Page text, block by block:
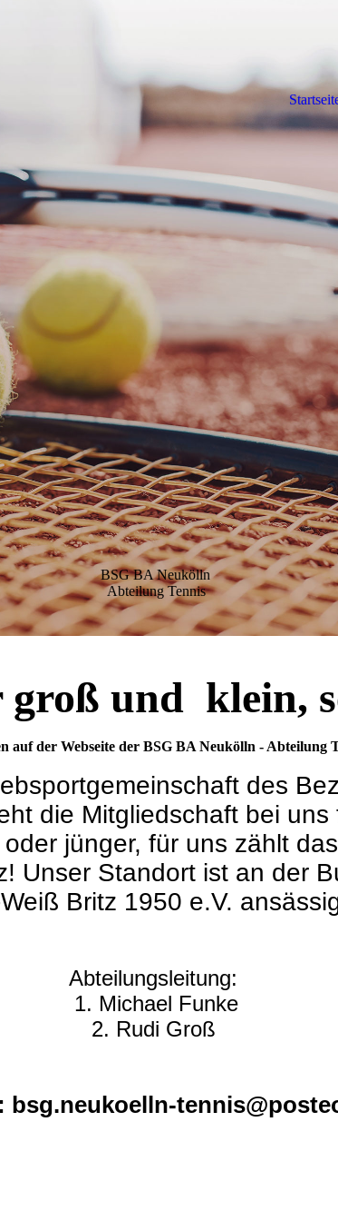
BSG BA Neukölln
Abteilung Tennis
groß und klein,
auf der Webseite der BSG BA Neukölln - Abteilung
des
die Mitgliedschaft bei
jünger, für uns zählt
Unser Standort ist an der
Britz 1950 e.V.
Abteilungsleitung:
1. Michael Funke
2. Rudi Groß
bsg.neukoelln-